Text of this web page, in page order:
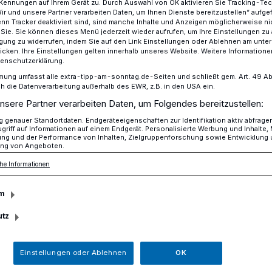
Julius-Stursberg-Gymnasium: Schulfest für Ehemalige und
und
sein 120-jähriges Bestehen
Ehemalige und Eltern.
auf Ihrem Gerät zu. Durch Auswahl von OK aktivieren Sie Tracking-
und unsere Partner verarbeiten Daten, um Ihnen Dienste bereitzustellen“
Tracker deaktiviert sind, sind manche Inhalte und Anzeigen möglicherweise
Sie können dieses Menü jederzeit wieder aufrufen, um Ihre Einstellungen zu
zu widerrufen, indem Sie auf den Link Einstellungen oder Ablehnen am
Ihre Einstellungen gelten innerhalb unseres Website. Weitere
umfasst alle extra-tipp-am-sonntag.de-Seiten und schließt gem. Art. 49
die Datenverarbeitung außerhalb des EWR, z.B. in den USA ein.
Partner verarbeiten Daten, um Folgendes bereitzustellen:
genauer Standortdaten. Endgeräteeigenschaften zur Identifikation aktiv
auf Informationen auf einem Endgerät. Personalisierte Werbung und Inhalte,
und der Performance von Inhalten, Zielgruppenforschung sowie Entwicklung
von Angeboten.
Informationen
Einstellungen oder Ablehnen OK